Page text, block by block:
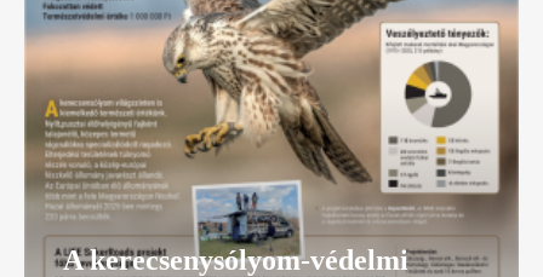
A kerecsenysólyom-védelmi